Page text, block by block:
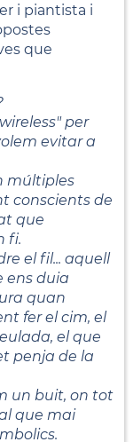
i piantista i
que
per
evitar a
múltiples
conscients de
que
fi.
el fil... aquell
ens duia
quan
fer el cim, el
el que
penja de la
un buit, on tot
que mai